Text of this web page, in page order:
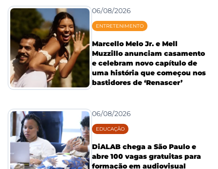
06/08/2026
ENTRETENIMENTO
Marcello Melo Jr. e Mell
Muzzillo anunciam casamento
e celebram novo capítulo de
uma história que começou nos
bastidores de ‘Renascer’
06/08/2026
EDUCAÇÃO
DiALAB chega a São Paulo e
abre 100 vagas gratuitas para
formação em audiovisual